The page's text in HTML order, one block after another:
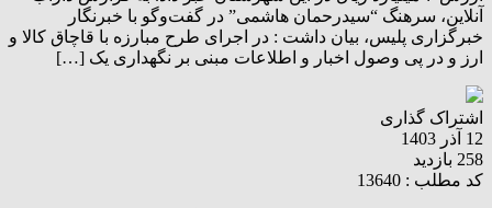
آنلاین، سرهنگ “سیدرحمان هاشمی” در گفت‌وگو با خبرنگار
خبرگزاری پلیس، بیان داشت : در اجرای طرح مبارزه با قاچاق کالا و
ارز و در پی وصول اخبار و اطلاعات مبنی بر نگهداری یک […]
اشتراک گذاری
12 آذر 1403
258 بازدید
کد مطلب : 13640